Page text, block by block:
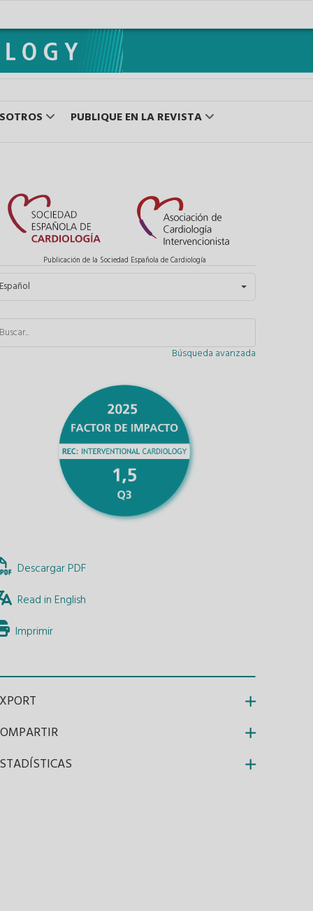
PUBLIQUE EN LA REVISTA
Publicación de la Sociedad Española de Cardiología
Seleccione su idioma
Español
Búsqueda avanzada
Descargar PDF
Read in English
Imprimir